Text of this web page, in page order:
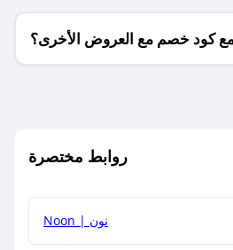
كود خصم مع العروض الأخرى؟
روابط مختصرة
Noon | نون